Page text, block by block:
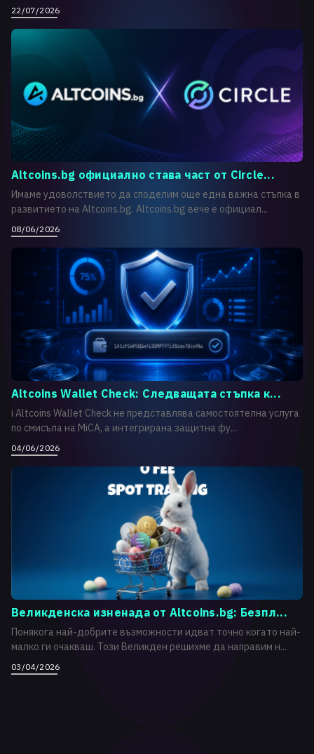
22/07/2026
Altcoins.bg официално става част от Circle...
Имаме удоволствието да споделим още една важна стъпка в
развитието на Altcoins.bg. Altcoins.bg вече е официал...
08/06/2026
Altcoins Wallet Check: Следващата стъпка к...
i Altcoins Wallet Check не представлява самостоятелна услуга
по смисъла на MiCA, а интегрирана защитна фу...
04/06/2026
Великденска изненада от Altcoins.bg: Безпл...
Понякога най-добрите възможности идват точно когато най-
малко ги очакваш. Този Великден решихме да направим н...
03/04/2026